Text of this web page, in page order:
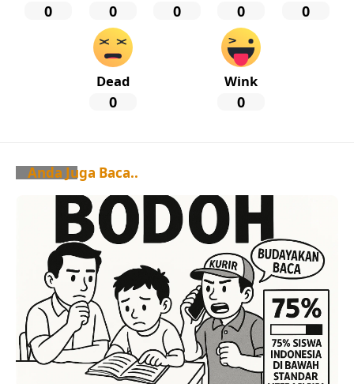
0 0 0 0 0
Dead
0
Wink
0
Anda Juga Baca..